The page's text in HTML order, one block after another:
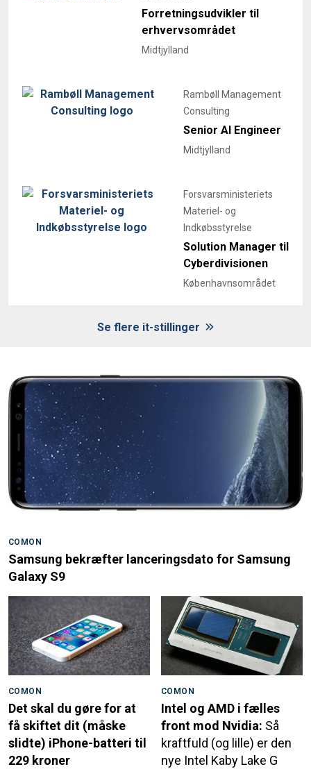
Forretningsudvikler til
erhvervsområdet
Midtjylland
Rambøll Management
Consulting
Senior AI Engineer
Midtjylland
Forsvarsministeriets
Materiel- og
Indkøbsstyrelse
Solution Manager til
Cyberdivisionen
Københavnsområdet
Se flere it-stillinger
COMON
Samsung bekræfter lanceringsdato for Samsung
Galaxy S9
COMON
Det skal du gøre for at
få skiftet dit (måske
slidte) iPhone-batteri til
229 kroner
COMON
Intel og AMD i fælles
front mod Nvidia: Så
kraftfuld (og lille) er den
nye Intel Kaby Lake G